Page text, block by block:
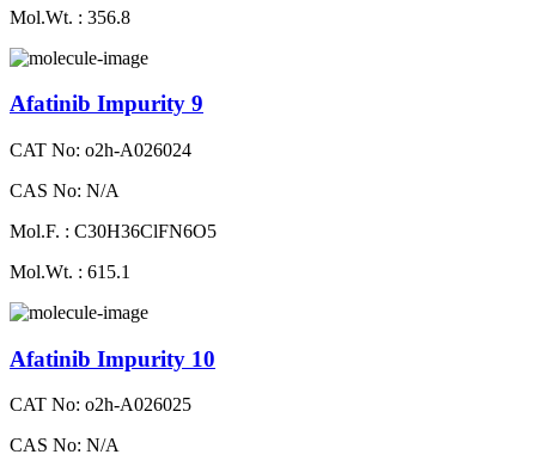
Mol.Wt. : 356.8
Afatinib Impurity 9
CAT No: o2h-A026024
CAS No: N/A
Mol.F. : C30H36ClFN6O5
Mol.Wt. : 615.1
Afatinib Impurity 10
CAT No: o2h-A026025
CAS No: N/A